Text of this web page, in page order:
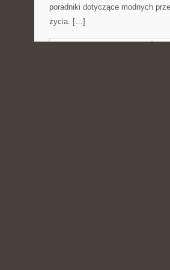
poradniki dotyczące modnych
życia. […]